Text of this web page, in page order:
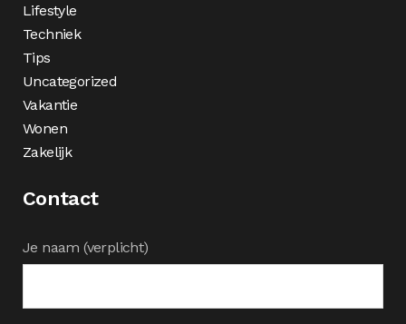
Lifestyle
Techniek
Tips
Uncategorized
Vakantie
Wonen
Zakelijk
Contact
Je naam (verplicht)